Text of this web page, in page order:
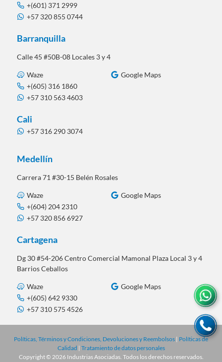
+(601) 371 2999
+57 320 855 0744
Barranquilla
Calle 45 #50B-08 Locales 3 y 4
Waze
Google Maps
+(605) 316 1860
+57 310 563 4603
Cali
+57 316 290 3074
Medellín
Carrera 71 #30-15 Belén Rosales
Waze
Google Maps
+(604) 204 2310
+57 320 856 6927
Cartagena
Dg 30 #54-206 Centro Comercial Mamonal Plaza Local 3 y 4
Barrios Ceballos
Waze
Google Maps
+(605) 642 9330
+57 310 575 4526
Políticas, Términos y Condiciones, Devoluciones y Reembolsos | Políticas de
Calidad | Tratamiento de datos personales
Copyright © 2026 Industrias Asociadas. Todos los derechos reservados.